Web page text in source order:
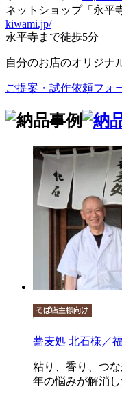
ネットショップ「永平
kiwami.jp/
永平寺まで徒歩5分
自分のお店のオリジナ
ご提案・試作依頼フォ
蕎麦処 北石様／
粘り、香り、つ
年の悩みが解消し